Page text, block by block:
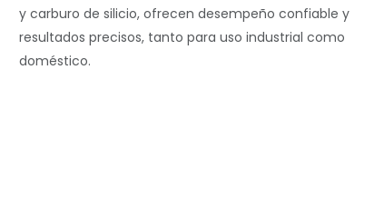
y carburo de silicio, ofrecen desempeño confiable y
resultados precisos, tanto para uso industrial como
doméstico.